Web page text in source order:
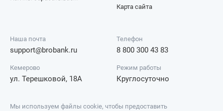
Карта сайта
Наша почта
support@brobank.ru
Телефон
8 800 300 43 83
Кемерово
ул. Терешковой, 18А
Режим работы
Круглосуточно
Мы используем файлы cookie, чтобы предоставить